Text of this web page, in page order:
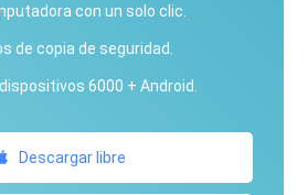
con un solo clic.
de copia de seguridad.
6000 + Android.
Descargar libre